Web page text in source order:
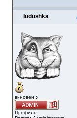
Iudushka
виновен :(
Профиль